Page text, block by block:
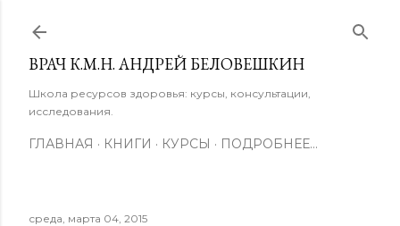
ВРАЧ К.М.Н. АНДРЕЙ БЕЛОВЕШКИН
Школа ресурсов здоровья: курсы, консультации,
исследования.
ГЛАВНАЯ КНИГИ КУРСЫ ПОДРОБНЕЕ…
среда, марта 04, 2015